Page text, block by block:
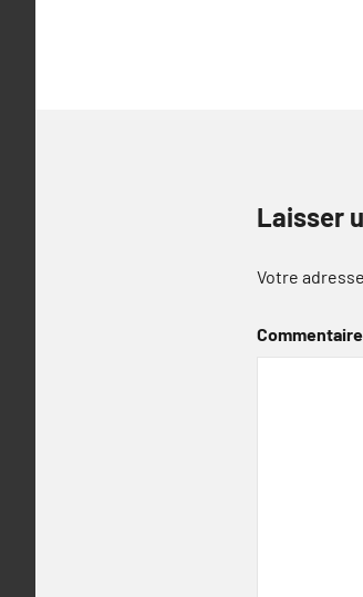
Laisser
Votre
Commentaire